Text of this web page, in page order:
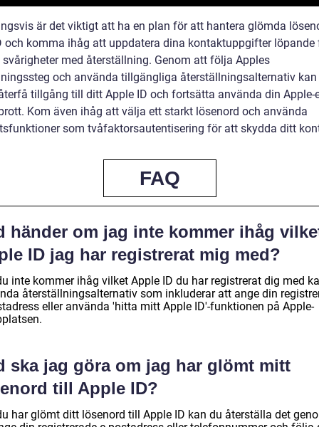
är det viktigt att ha en plan för att hantera glömda
och komma ihåg att uppdatera dina kontaktuppgifter löpande
med återställning. Genom att följa Apples
och använda tillgängliga återställningsalternativ kan
tillgång till ditt Apple ID och fortsätta använda din Apple-
Kom även ihåg att välja ett starkt lösenord och använda
som tvåfaktorsautentisering för att skydda ditt
FAQ
händer om jag inte kommer ihåg
ID jag har registrerat mig med?
inte kommer ihåg vilket Apple ID du har registrerat dig med
återställningsalternativ som inkluderar att ange din
eller använda 'hitta mitt Apple ID'-funktionen på Apple-
ska jag göra om jag har glömt mitt
till Apple ID?
har glömt ditt lösenord till Apple ID kan du återställa det